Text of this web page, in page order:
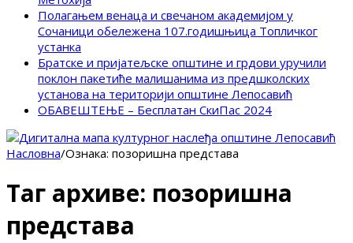
Полагањем венаца и свечаном академијом у
Сочаници обележена 107.годишњица Топличког
устанка
Братске и пријатељске општине и грдови уручили
поклон пакетиће малишанима из предшколских
установа на територији општине Лепосавић
ОБАВЕШТЕЊЕ – Бесплатан СкиПас 2024
Насловна/Ознака: позоришна представа
Таг архиве: позоришна
представа